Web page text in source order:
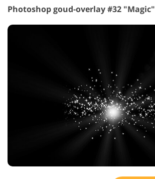
Photoshop goud-overlay #32 "Magic"